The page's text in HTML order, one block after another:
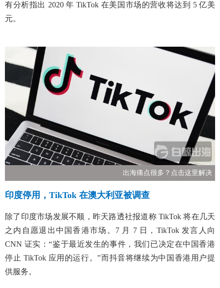
有分析指出 2020 年 TikTok 在美国市场的营收将达到 5 亿美
元。
出海痛点很多？点击这里解决
印度停用，TikTok 在澳大利亚被调查
除了印度市场发展不顺，昨天路透社报道称 TikTok 将在几天
之内自愿退出中国香港市场。7 月 7 日，TikTok 发言人向
CNN 证实：“鉴于最近发生的事件，我们已决定在中国香港
停止 TikTok 应用的运行。”而抖音将继续为中国香港用户提
供服务。